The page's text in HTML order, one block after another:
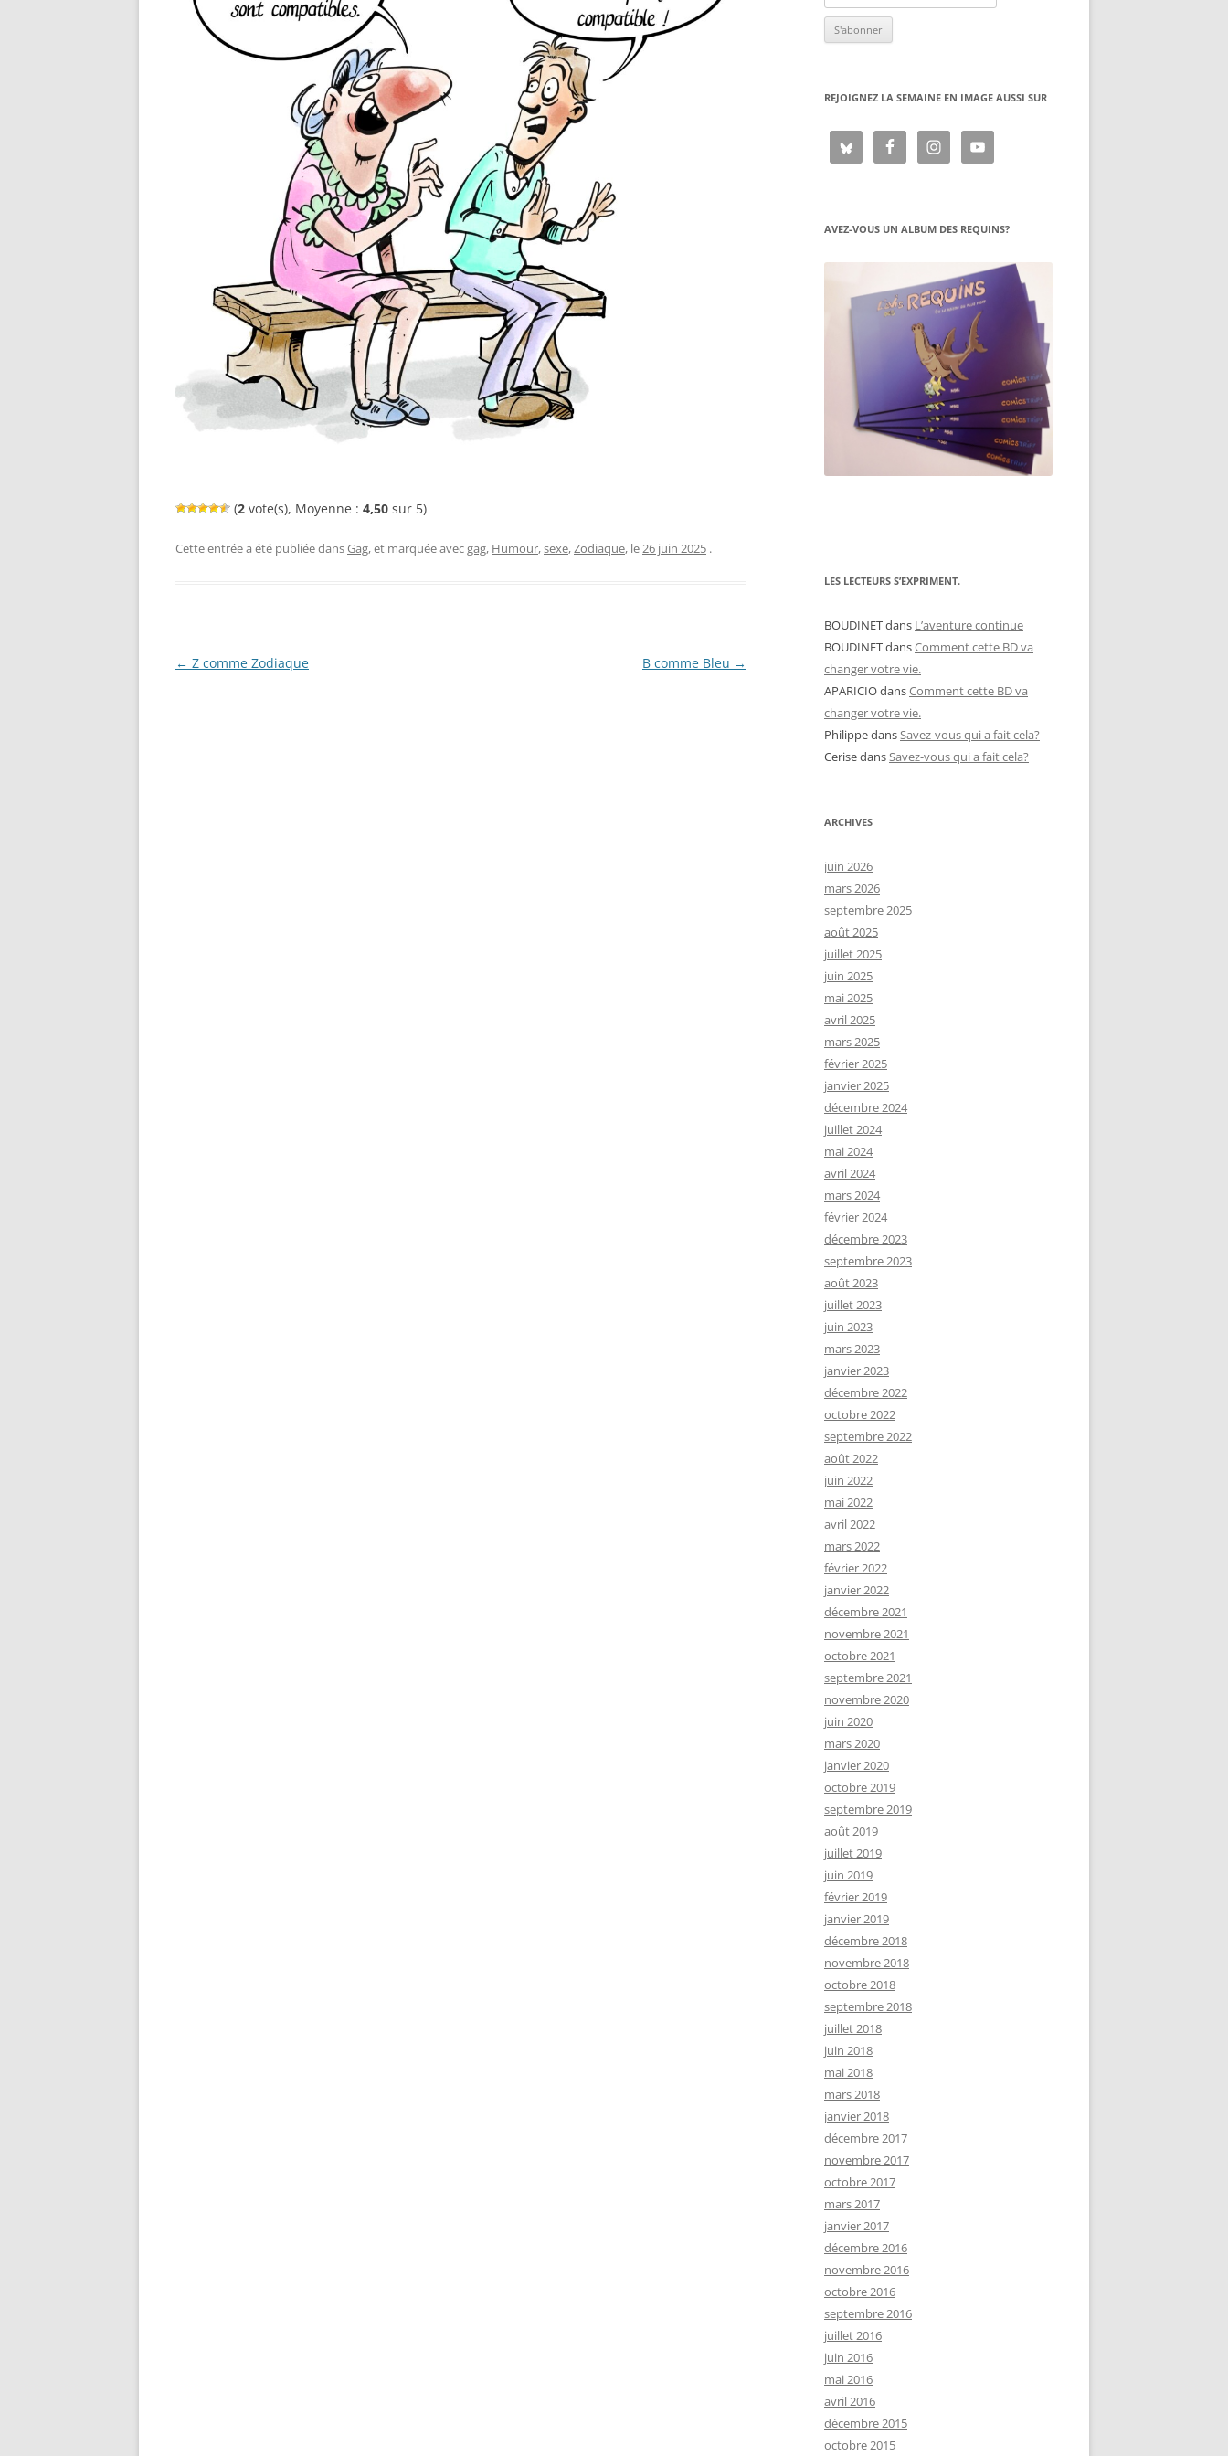
(2 vote(s), Moyenne : 4,50 sur 5)
Cette entrée a été publiée dansGag, et marquée avecgag, Humour,sexe,Zodiaque, le26 juin 2025 .
Navigation
← Z comme Zodiaque B comme Bleu →
REJOIGNEZ LA SEMAINE EN IMAGE AUSSI SUR
AVEZ-VOUS UN ALBUM DES REQUINS?
LES LECTEURS S’EXPRIMENT.
BOUDINETdans L’aventure continue
BOUDINETdansComment cette BD va
changer votre vie.
APARICIOdansComment cette BD va
changer votre vie.
PhilippedansSavez-vous qui a fait cela?
CerisedansSavez-vous qui a fait cela?
ARCHIVES
juin 2026
mars 2026
septembre 2025
août 2025
juillet 2025
juin 2025
mai 2025
avril 2025
mars 2025
février 2025
janvier 2025
décembre 2024
juillet 2024
mai 2024
avril 2024
mars 2024
février 2024
décembre 2023
septembre 2023
août 2023
juillet 2023
juin 2023
mars 2023
janvier 2023
décembre 2022
octobre 2022
septembre 2022
août 2022
juin 2022
mai 2022
avril 2022
mars 2022
février 2022
janvier 2022
décembre 2021
novembre 2021
octobre 2021
septembre 2021
novembre 2020
juin 2020
mars 2020
janvier 2020
octobre 2019
septembre 2019
août 2019
juillet 2019
juin 2019
février 2019
janvier 2019
décembre 2018
novembre 2018
octobre 2018
septembre 2018
juillet 2018
juin 2018
mai 2018
mars 2018
janvier 2018
décembre 2017
novembre 2017
octobre 2017
mars 2017
janvier 2017
décembre 2016
novembre 2016
octobre 2016
septembre 2016
juillet 2016
juin 2016
mai 2016
avril 2016
décembre 2015
octobre 2015